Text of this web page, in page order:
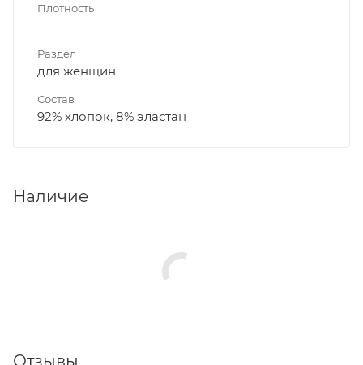
Плотность
Раздел
для женщин
Состав
92% хлопок, 8% эластан
Наличие
Отзывы